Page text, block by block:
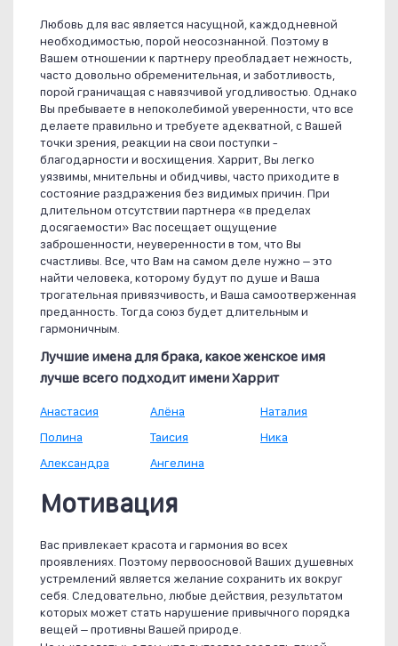
Любовь для вас является насущной, каждодневной
необходимостью, порой неосознанной. Поэтому в
Вашем отношении к партнеру преобладает нежность,
часто довольно обременительная, и заботливость,
порой граничащая с навязчивой угодливостью. Однако
Вы пребываете в непоколебимой уверенности, что все
делаете правильно и требуете адекватной, с Вашей
точки зрения, реакции на свои поступки -
благодарности и восхищения. Харрит, Вы легко
уязвимы, мнительны и обидчивы, часто приходите в
состояние раздражения без видимых причин. При
длительном отсутствии партнера «в пределах
досягаемости» Вас посещает ощущение
заброшенности, неуверенности в том, что Вы
счастливы. Все, что Вам на самом деле нужно – это
найти человека, которому будут по душе и Ваша
трогательная привязчивость, и Ваша самоотверженная
преданность. Тогда союз будет длительным и
гармоничным.
Лучшие имена для брака, какое женское имя
лучше всего подходит имени Харрит
Анастасия
Полина
Александра
Алёна
Таисия
Ангелина
Наталия
Ника
Мотивация
Вас привлекает красота и гармония во всех
проявлениях. Поэтому первоосновой Ваших душевных
устремлений является желание сохранить их вокруг
себя. Следовательно, любые действия, результатом
которых может стать нарушение привычного порядка
вещей – противны Вашей природе.